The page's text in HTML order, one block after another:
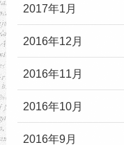
2017年1月
2016年12月
2016年11月
2016年10月
2016年9月